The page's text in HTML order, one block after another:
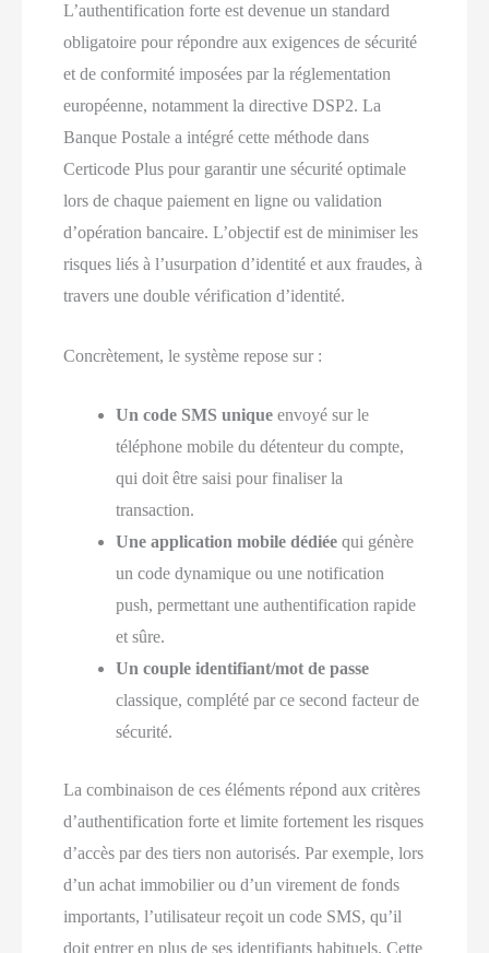
L’authentification forte est devenue un standard
obligatoire pour répondre aux exigences de sécurité
et de conformité imposées par la réglementation
européenne, notamment la directive DSP2. La
Banque Postale a intégré cette méthode dans
Certicode Plus pour garantir une sécurité optimale
lors de chaque paiement en ligne ou validation
d’opération bancaire. L’objectif est de minimiser les
risques liés à l’usurpation d’identité et aux fraudes, à
travers une double vérification d’identité.
Concrètement, le système repose sur :
Un code SMS unique envoyé sur le
téléphone mobile du détenteur du compte,
qui doit être saisi pour finaliser la
transaction.
Une application mobile dédiée qui génère
un code dynamique ou une notification
push, permettant une authentification rapide
et sûre.
Un couple identifiant/mot de passe
classique, complété par ce second facteur de
sécurité.
La combinaison de ces éléments répond aux critères
d’authentification forte et limite fortement les risques
d’accès par des tiers non autorisés. Par exemple, lors
d’un achat immobilier ou d’un virement de fonds
importants, l’utilisateur reçoit un code SMS, qu’il
doit entrer en plus de ses identifiants habituels. Cette